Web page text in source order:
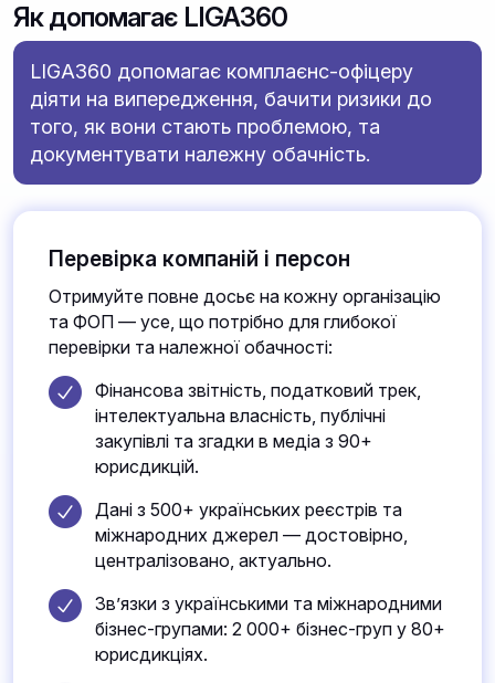
Як допомагає LIGA360
LIGA360 допомагає комплаєнс-офіцеру
діяти на випередження, бачити ризики до
того, як вони стають проблемою, та
документувати належну обачність.
Перевірка компаній і персон
Отримуйте повне досьє на кожну організацію
та ФОП — усе, що потрібно для глибокої
перевірки та належної обачності:
Фінансова звітність, податковий трек,
інтелектуальна власність, публічні
закупівлі та згадки в медіа з 90+
юрисдикцій.
Дані з 500+ українських реєстрів та
міжнародних джерел — достовірно,
централізовано, актуально.
Зв’язки з українськими та міжнародними
бізнес-групами: 2 000+ бізнес-груп у 80+
юрисдикціях.